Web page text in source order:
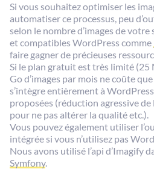
Si vous souhaitez optimiser les
automatiser ce processus, peu
selon le nombre d’images de
et compatibles WordPress comme
faire gagner de précieuses
Si le plan gratuit est très limité (25
Go d’images par mois ne coûte
s’intègre entièrement à
proposées (réduction agressive
pour ne pas altérer la qualité etc.).
Vous pouvez également utiliser
intégrée si vous n’utilisez pas
Nous avons utilisé l’api d’Imagify
Symfony.